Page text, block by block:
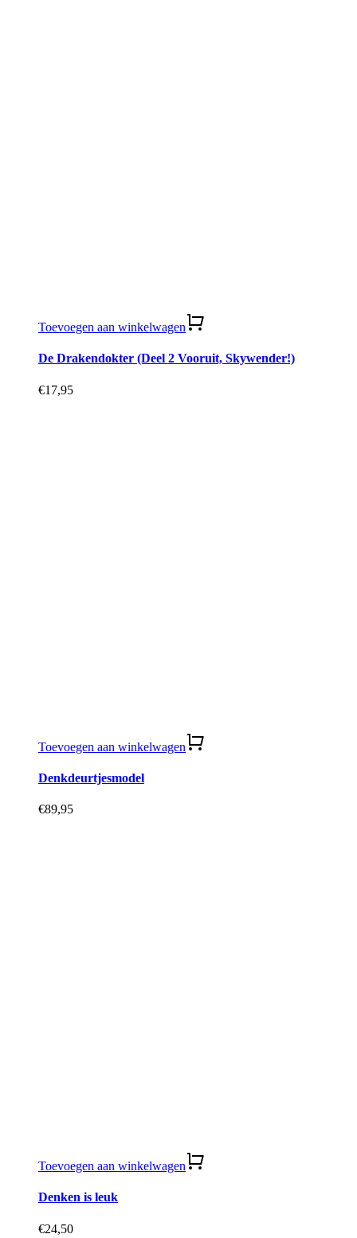
Toevoegen aan winkelwagen
De Drakendokter (Deel 2 Vooruit, Skywender!)
€17,95
Toevoegen aan winkelwagen
Denkdeurtjesmodel
€89,95
Toevoegen aan winkelwagen
Denken is leuk
€24,50